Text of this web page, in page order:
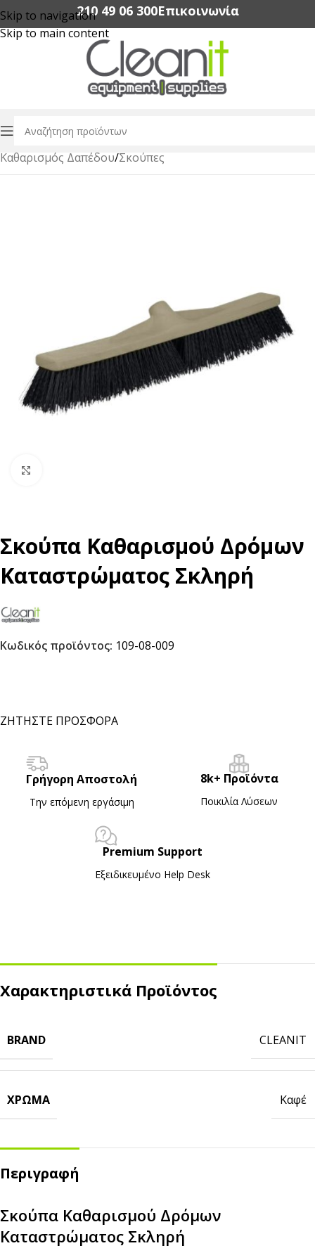
Skip to navigation
Skip to main content
210 49 06 300‬Επικοινωνία
Αρχική σελίδα/Επαγγελματικά Είδη Καθαρισμού
Καθαρισμός Δαπέδου/Σκούπες
Σκούπα Καθαρισμού Δρόμων
Καταστρώματος Σκληρή
Κωδικός προϊόντος: 109-08-009
ΖΗΤΗΣΤΕ ΠΡΟΣΦΟΡΑ
Γρήγορη Αποστολή
Την επόμενη εργάσιμη
8k+ Προϊόντα
Ποικιλία Λύσεων
Premium Support
Εξειδικευμένο Ηelp Desk
Χαρακτηριστικά Προϊόντος
BRAND CLEANIT
ΧΡΏΜΑ Καφέ
Περιγραφή
Σκούπα Καθαρισμού Δρόμων
Καταστρώματος Σκληρή